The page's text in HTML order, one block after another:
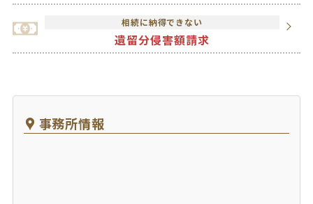
相続に納得できない
遺留分侵害額請求
事務所情報